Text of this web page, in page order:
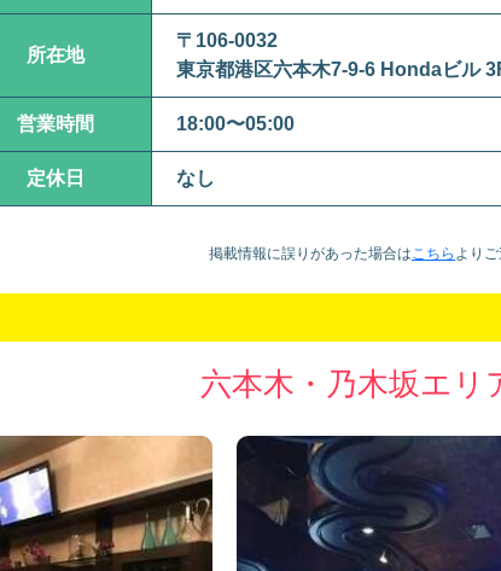
所在地
〒106-0032
東京都港区六本木7-9-6 Hondaビル
営業時間 18:00〜05:00
定休日 なし
掲載情報に誤りがあった場合はこちら より
六本木・乃木坂エリ